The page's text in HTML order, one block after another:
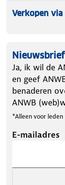
Verkopen via
Nieuwsbrief
Ja, ik wil de
en geef
benaderen
ANWB
*Alleen voor leden
E-mailadres